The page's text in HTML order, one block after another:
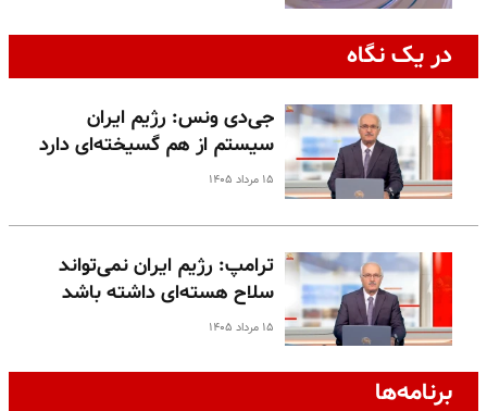
در یک نگاه
جی‌دی ونس: رژیم ایران
سیستم از هم گسیخته‌ای دارد
۱۵ مرداد ۱۴۰۵
ترامپ: رژیم ایران نمی‌تواند
سلاح هسته‌ای داشته باشد
۱۵ مرداد ۱۴۰۵
برنامه‌ها